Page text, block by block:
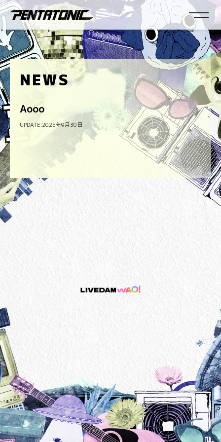
NEWS
Aooo
UPDATE:2025年9月30日